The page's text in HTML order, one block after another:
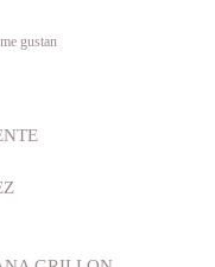
me gustan